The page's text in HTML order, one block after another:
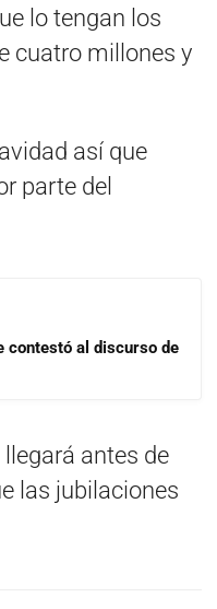
lo tengan los
cuatro millones y
así que
parte del
contestó al discurso de
antes de
las jubilaciones